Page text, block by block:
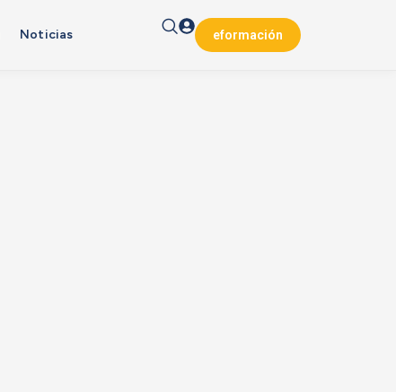
Noticias eformación